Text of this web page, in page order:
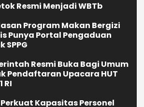
Resmi Menjadi WBTb
Program Makan Bergizi
Punya Portal Pengaduan
SPPG
Resmi Buka Bagi Umum
Pendaftaran Upacara HUT
RI
Kapasitas Personel